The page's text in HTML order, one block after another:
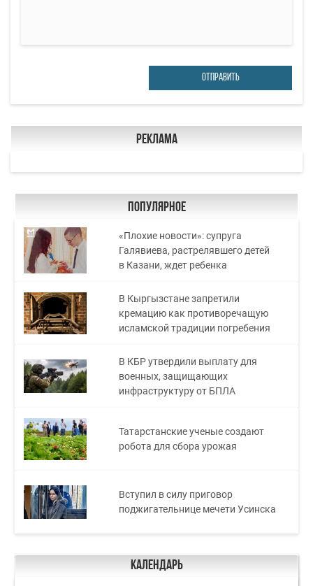
ОТПРАВИТЬ
Реклама
Популярное
«Плохие новости»: супруга
Галявиева, растрелявшего детей
в Казани, ждет ребенка
В Кыргызстане запретили
кремацию как противоречащую
исламской традиции погребения
В КБР утвердили выплату для
военных, защищающих
инфраструктуру от БПЛА
Татарстанские ученые создают
робота для сбора урожая
Вступил в силу приговор
поджигательнице мечети Усинска
Календарь